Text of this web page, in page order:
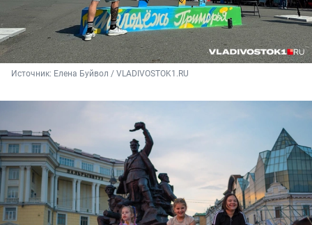
Источник: Елена Буйвол / VLADIVOSTOK1.RU